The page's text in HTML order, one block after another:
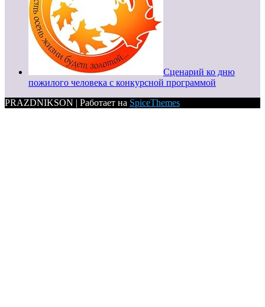
Сценарий ко дню
пожилого человека с конкурсной программой
PRAZDNIKSON | Работает на SpiceThemes